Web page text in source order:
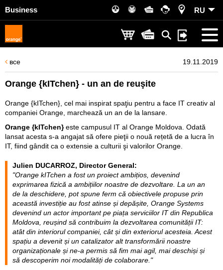
Business RU
все 19.11.2019
Orange {kITchen} - un an de reuşite
Orange {kITchen}, cel mai inspirat spaţiu pentru a face IT creativ al
companiei Orange, marchează un an de la lansare.
Orange {kITchen}este campusul IT al Orange Moldova. Odată
lansat acesta s-a angajat să ofere pieţii o nouă rețetă de a lucra în
IT, fiind gândit ca o extensie a culturii şi valorilor Orange.
Julien DUCARROZ, Director General:
"Orange kITchen a fost un proiect ambițios, devenind
exprimarea fizică a ambițiilor noastre de dezvoltare. La un an
de la deschidere, pot spune ferm că obiectivele propuse prin
această investiție au fost atinse și depășite, Orange Systems
devenind un actor important pe piața serviciilor IT din Republica
Moldova, reușind să contribuim la dezvoltarea comunității IT:
atât din interiorul companiei, cât și din exteriorul acesteia. Acest
spațiu a devenit și un catalizator alt transformării noastre
organizaționale și ne-a permis să fim mai agil, mai deschiși și
să descoperim noi modalități de colaborare."